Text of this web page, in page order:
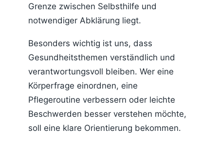
Grenze zwischen Selbsthilfe und
notwendiger Abklärung liegt.
Besonders wichtig ist uns, dass
Gesundheitsthemen verständlich und
verantwortungsvoll bleiben. Wer eine
Körperfrage einordnen, eine
Pflegeroutine verbessern oder leichte
Beschwerden besser verstehen möchte,
soll eine klare Orientierung bekommen.